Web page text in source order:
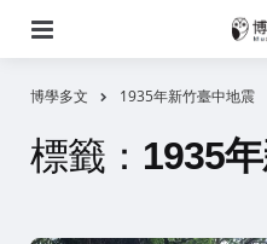
博學多文 1935年新竹臺中地震
標籤： 1935